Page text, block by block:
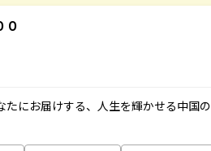
０
にお届けする、人生を輝かせる中国の